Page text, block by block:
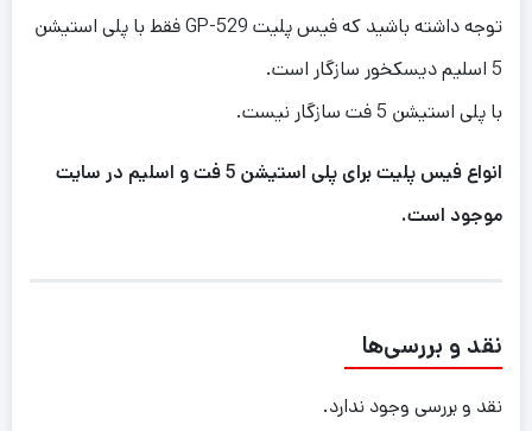
توجه داشته باشید که فیس پلیت GP-529 فقط با پلی استیشن
5 اسلیم دیسکخور سازگار است.
با پلی استیشن 5 فت سازگار نیست.
انواع فیس پلیت برای پلی استیشن 5 فت و اسلیم در سایت
موجود است.
نقد و بررسی‌ها
نقد و بررسی وجود ندارد.